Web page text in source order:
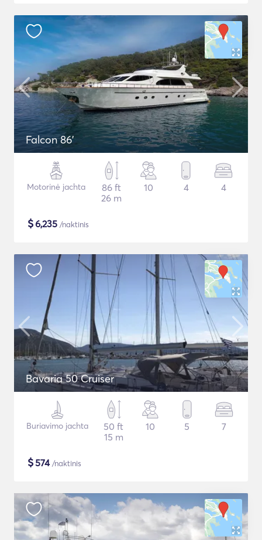
Falcon 86'
Motorinė jachta
86 ft
26 m
10 4 4
$6,235 /naktinis
Bavaria 50 Cruiser
Buriavimo jachta
50 ft
15 m
10 5 7
$574/naktinis